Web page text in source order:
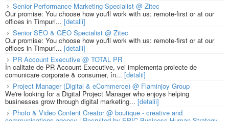
Senior Performance Marketing Specialist @ Zitec
Our promise: You choose how you'll work with us: remote-first or at our
offices in Timpuri... [detalii]
Senior SEO & GEO Specialist @ Zitec
Our promise: You choose how you'll work with us: remote-first or at our
offices in Timpuri... [detalii]
PR Account Executive @ TOTAL PR
În calitate de PR Account Executive, vei implementa proiecte de
comunicare corporate & consumer, în... [detalii]
Project Manager (Digital & eCommerce) @ Flaminjoy Group
We're looking for a Digital Project Manager who enjoys helping
businesses grow through digital marketing... [detalii]
Photo & Video Content Creator @ boutique - creative and